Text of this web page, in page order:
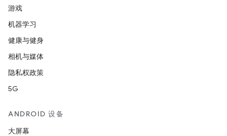
游戏
机器学习
健康与健身
相机与媒体
隐私权政策
5G
ANDROID 设备
大屏幕